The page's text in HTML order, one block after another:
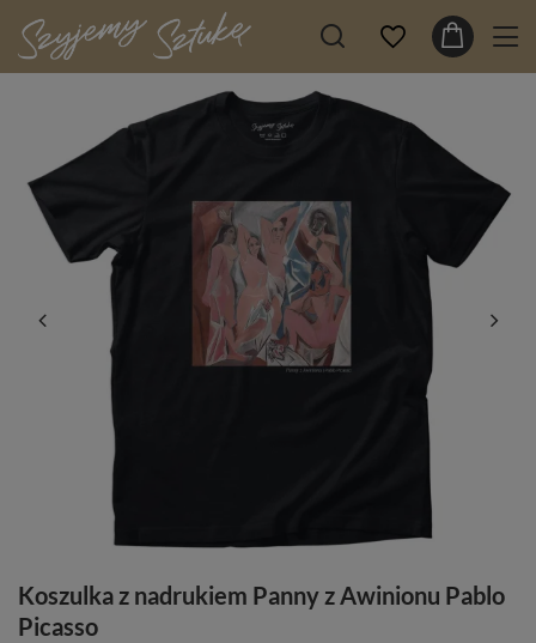
Koszulka z nadrukiem Panny z Awinionu Pablo
Picasso